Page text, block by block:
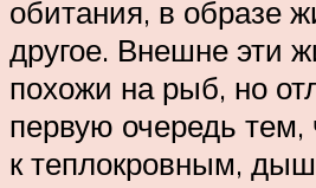
обитания, в образе
другое. Внешне эти
похожи на рыб, но
первую очередь тем,
к теплокровным,